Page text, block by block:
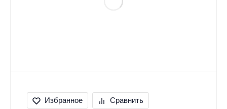
Избранное Сравнить